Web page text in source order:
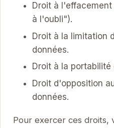
Droit à
à l'oubli").
Droit à la limitation
données.
Droit à la portabilité
Droit d'opposition
données.
Pour exercer ces droits,